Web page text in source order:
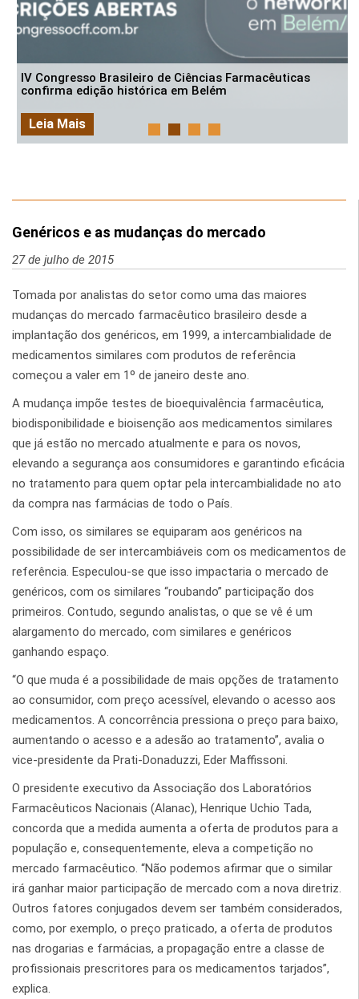
IV Congresso Brasileiro de Ciências Farmacêuticas
confirma edição histórica em Belém
Leia Mais
Genéricos e as mudanças do mercado
27 de julho de 2015
Tomada por analistas do setor como uma das maiores
mudanças do mercado farmacêutico brasileiro desde a
implantação dos genéricos, em 1999, a intercambialidade de
medicamentos similares com produtos de referência
começou a valer em 1º de janeiro deste ano.
A mudança impõe testes de bioequivalência farmacêutica,
biodisponibilidade e bioisenção aos medicamentos similares
que já estão no mercado atualmente e para os novos,
elevando a segurança aos consumidores e garantindo eficácia
no tratamento para quem optar pela intercambialidade no ato
da compra nas farmácias de todo o País.
Com isso, os similares se equiparam aos genéricos na
possibilidade de ser intercambiáveis com os medicamentos de
referência. Especulou-se que isso impactaria o mercado de
genéricos, com os similares “roubando” participação dos
primeiros. Contudo, segundo analistas, o que se vê é um
alargamento do mercado, com similares e genéricos
ganhando espaço.
“O que muda é a possibilidade de mais opções de tratamento
ao consumidor, com preço acessível, elevando o acesso aos
medicamentos. A concorrência pressiona o preço para baixo,
aumentando o acesso e a adesão ao tratamento”, avalia o
vice-presidente da Prati-Donaduzzi, Eder Maffissoni.
O presidente executivo da Associação dos Laboratórios
Farmacêuticos Nacionais (Alanac), Henrique Uchio Tada,
concorda que a medida aumenta a oferta de produtos para a
população e, consequentemente, eleva a competição no
mercado farmacêutico. “Não podemos afirmar que o similar
irá ganhar maior participação de mercado com a nova diretriz.
Outros fatores conjugados devem ser também considerados,
como, por exemplo, o preço praticado, a oferta de produtos
nas drogarias e farmácias, a propagação entre a classe de
profissionais prescritores para os medicamentos tarjados”,
explica.